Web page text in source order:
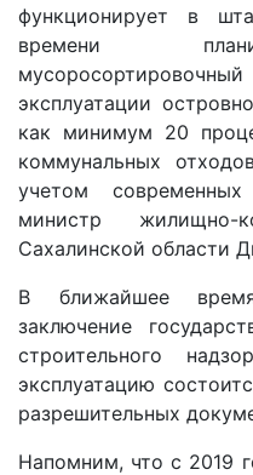
функционирует в
времени
эксплуатации
как минимум 20
коммунальных
учетом
министр жилищно-
Сахалинской области
В ближайшее время
заключение
строительного
эксплуатацию
разрешительных
Напомним, что с 2019